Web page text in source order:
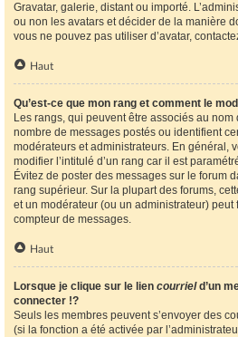
Gravatar, galerie, distant ou importé.
ou non les avatars et décider de la manière
vous ne pouvez pas utiliser d’avatar,
Haut
Qu’est-ce que mon rang et comment le
Les rangs, qui peuvent être associés au nom
nombre de messages postés ou identifient
modérateurs et administrateurs. En général,
modifier l’intitulé d’un rang car il est
Évitez de poster des messages sur le forum
rang supérieur. Sur la plupart des forums,
et un modérateur (ou un administrateur) peut
compteur de messages.
Haut
Lorsque je clique sur le lien courrield’un
connecter !?
Seuls les membres peuvent s’envoyer des
(si la fonction a été activée par